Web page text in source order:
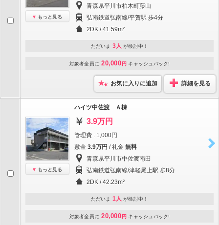
もっと見る
青森県平川市柏木町藤山
弘南鉄道弘南線/平賀駅 歩4分
2DK / 41.59m²
ただいま 3人 が検討中！
対象者全員に 20,000 円 キャッシュバック!
お気に入りに追加 詳細を見る
もっと見る
ハイツ中佐渡 Ａ棟
3.9万円
管理費 : 1,000円
敷金 3.9万円 / 礼金 無料
青森県平川市中佐渡南田
弘南鉄道弘南線/津軽尾上駅 歩8分
2DK / 42.23m²
ただいま 1人 が検討中！
対象者全員に 20,000 円 キャッシュバック!